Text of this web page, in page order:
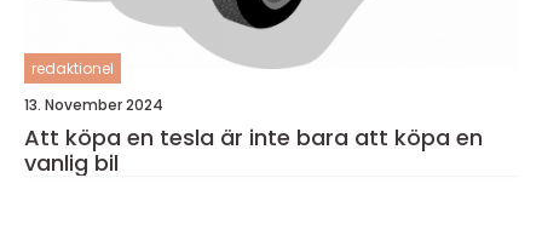
redaktionel
13. November 2024
Att köpa en tesla är inte bara att köpa en
vanlig bil